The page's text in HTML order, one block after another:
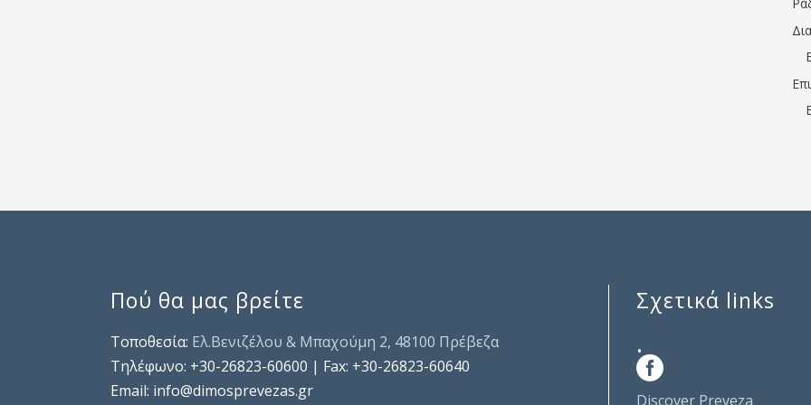
Πού θα μας βρείτε
Τοποθεσία: Ελ.Βενιζέλου & Μπαχούμη 2, 48100 Πρέβεζα
Τηλέφωνo: +30-26823-60600 | Fax: +30-26823-60640
Email: info@dimosprevezas.gr
Σχετικά links
.
Discover Preveza